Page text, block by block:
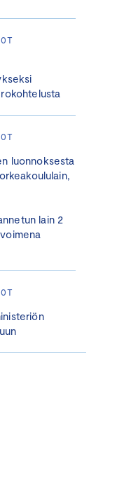
luonnoksesta
lain 2